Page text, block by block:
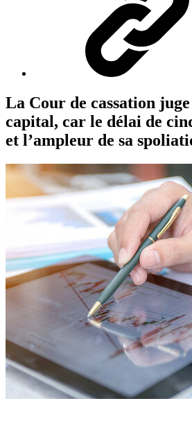
La Cour de cassation
capital, car le délai de
et l’ampleur de sa